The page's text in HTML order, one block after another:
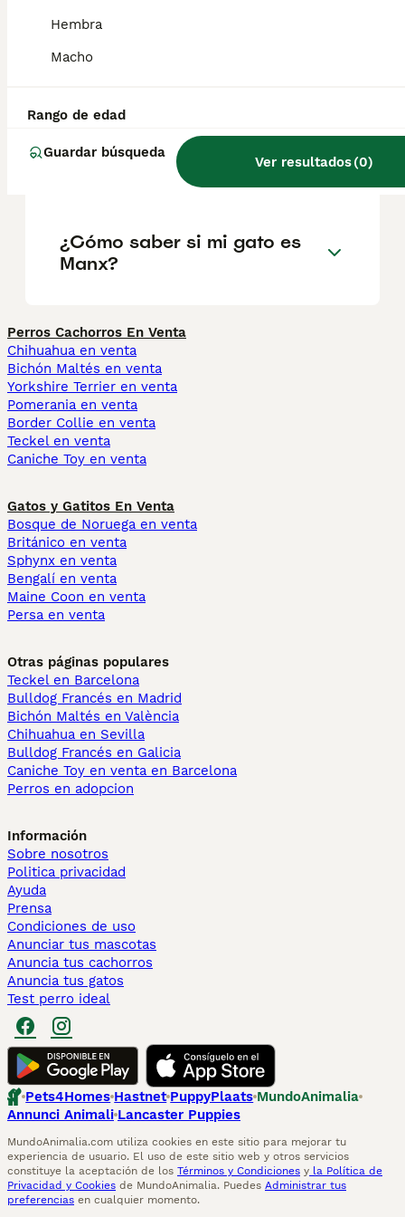
Hembra
Macho
Rango de edad
Guardar búsqueda
Ver resultados(0)
¿Qué significa Manx?
¿Cómo saber si mi gato es
Manx?
Perros Cachorros En Venta
Chihuahua en venta
Bichón Maltés en venta
Yorkshire Terrier en venta
Pomerania en venta
Border Collie en venta
Teckel en venta
Caniche Toy en venta
Gatos y Gatitos En Venta
Bosque de Noruega en venta
Británico en venta
Sphynx en venta
Bengalí en venta
Maine Coon en venta
Persa en venta
Otras páginas populares
Teckel en Barcelona
Bulldog Francés en Madrid
Bichón Maltés en València
Chihuahua en Sevilla
Bulldog Francés en Galicia
Caniche Toy en venta en Barcelona
Perros en adopcion
Información
Sobre nosotros
Politica privacidad
Ayuda
Prensa
Condiciones de uso
Anunciar tus mascotas
Anuncia tus cachorros
Anuncia tus gatos
Test perro ideal
Pets4Homes Hastnet PuppyPlaats MundoAnimalia
Annunci Animali Lancaster Puppies
MundoAnimalia.com utiliza cookies en este sitio para mejorar tu
experiencia de usuario. El uso de este sitio web y otros servicios
constituye la aceptación de los Términos y Condiciones y la Política de
Privacidad y Cookies de MundoAnimalia. Puedes Administrar tus
preferencias en cualquier momento.